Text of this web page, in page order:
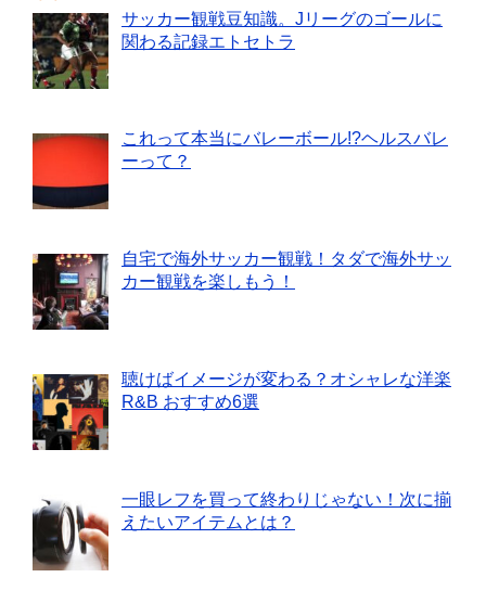
サッカー観戦豆知識。Jリーグのゴールに
関わる記録エトセトラ
これって本当にバレーボール!?ヘルスバレ
ーって？
自宅で海外サッカー観戦！タダで海外サッ
カー観戦を楽しもう！
聴けばイメージが変わる？オシャレな洋楽
R&B おすすめ6選
一眼レフを買って終わりじゃない！次に揃
えたいアイテムとは？